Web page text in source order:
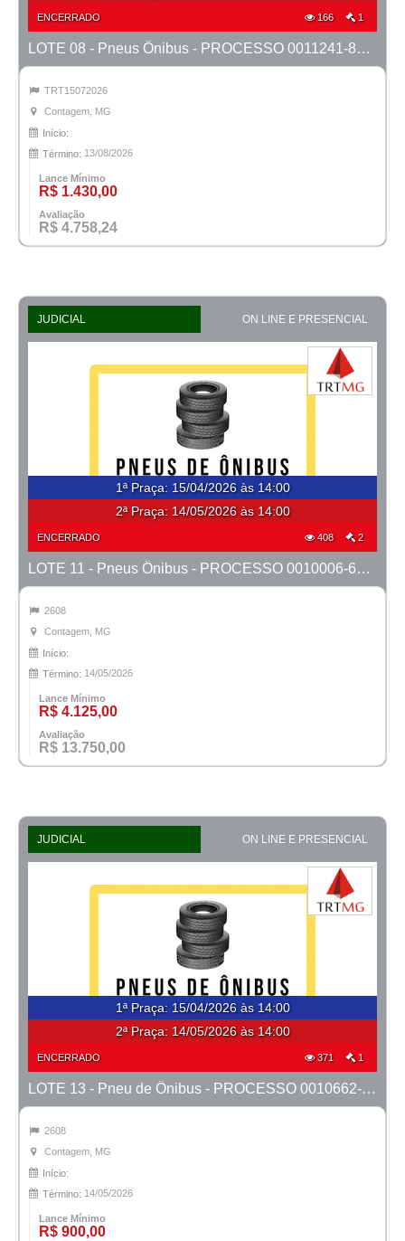
ENCERRADO 166 1
LOTE 08 - Pneus Ônibus - PROCESSO 0011241-88.2022-6ª CONTAGEM
TRT15072026
Contagem, MG
Início:
Término: 13/08/2026
Lance Mínimo
R$ 1.430,00
Avaliação
R$ 4.758,24
JUDICIAL ON LINE E PRESENCIAL
1ª Praça: 15/04/2026 às 14:00
2ª Praça: 14/05/2026 às 14:00
ENCERRADO 408 2
LOTE 11 - Pneus Ônibus - PROCESSO 0010006-67.2023-1ª CONT.
2608
Contagem, MG
Início:
Término: 14/05/2026
Lance Mínimo
R$ 4.125,00
Avaliação
R$ 13.750,00
JUDICIAL ON LINE E PRESENCIAL
1ª Praça: 15/04/2026 às 14:00
2ª Praça: 14/05/2026 às 14:00
ENCERRADO 371 1
LOTE 13 - Pneu de Ônibus - PROCESSO 0010662-53.2025-1ª CONT.
2608
Contagem, MG
Início:
Término: 14/05/2026
Lance Mínimo
R$ 900,00